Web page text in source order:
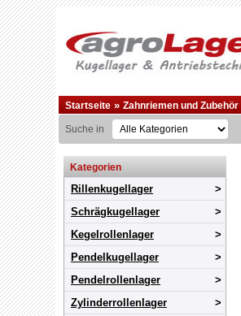
Startseite » Zahnriemen und Zubehör
Suche in
Kategorien
Rillenkugellager
Schrägkugellager
Kegelrollenlager
Pendelkugellager
Pendelrollenlager
Zylinderrollenlager